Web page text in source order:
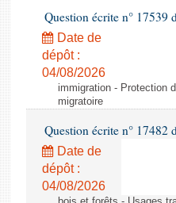
Question écrite n°
Date de
dépôt :
04/08/2026
immigration - Protection
migratoire
Question écrite n° 17482
Date de
dépôt :
04/08/2026